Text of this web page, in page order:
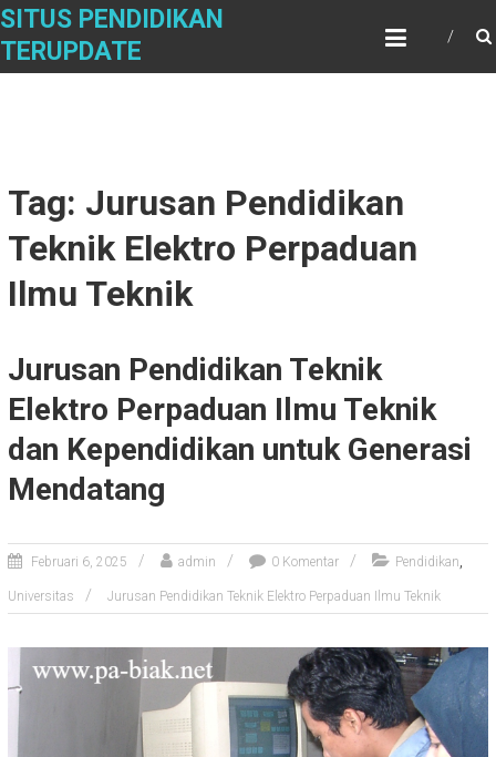
Skip
content
SITUS PENDIDIKAN
TERUPDATE
Tag: Jurusan Pendidikan
Teknik Elektro Perpaduan
Ilmu Teknik
Jurusan Pendidikan Teknik
Elektro Perpaduan Ilmu Teknik
dan Kependidikan untuk Generasi
Mendatang
Februari 6, 2025 admin 0 Komentar Pendidikan,
Universitas Jurusan Pendidikan Teknik Elektro Perpaduan Ilmu Teknik